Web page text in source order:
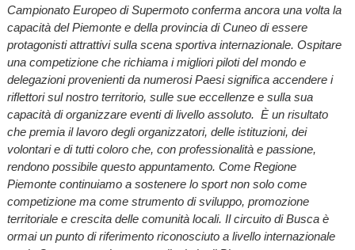
Campionato Europeo di Supermoto conferma ancora una volta la
capacità del Piemonte e della provincia di Cuneo di essere
protagonisti attrattivi sulla scena sportiva internazionale. Ospitare
una competizione che richiama i migliori piloti del mondo e
delegazioni provenienti da numerosi Paesi significa accendere i
riflettori sul nostro territorio, sulle sue eccellenze e sulla sua
capacità di organizzare eventi di livello assoluto. È un risultato
che premia il lavoro degli organizzatori, delle istituzioni, dei
volontari e di tutti coloro che, con professionalità e passione,
rendono possibile questo appuntamento. Come Regione
Piemonte continuiamo a sostenere lo sport non solo come
competizione ma come strumento di sviluppo, promozione
territoriale e crescita delle comunità locali. Il circuito di Busca è
ormai un punto di riferimento riconosciuto a livello internazionale